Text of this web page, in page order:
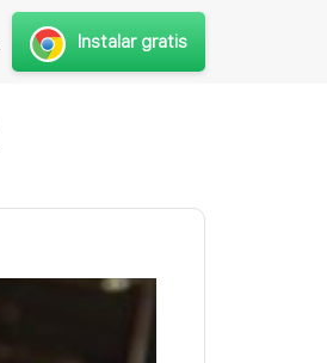
Instalar gratis